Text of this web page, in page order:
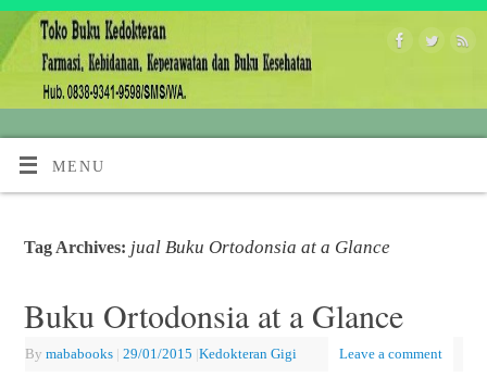
MENU
Tag Archives: jual Buku Ortodonsia at a Glance
Buku Ortodonsia at a Glance
By mababooks | 29/01/2015 |Kedokteran Gigi Leave a comment